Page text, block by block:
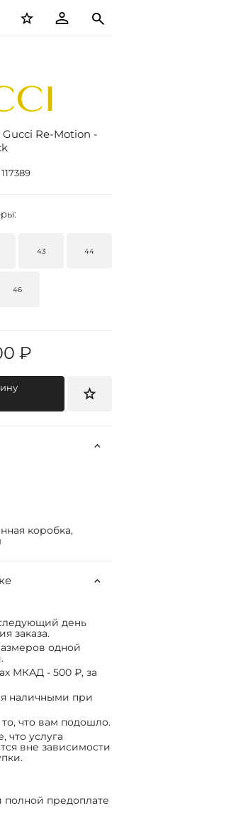
Re-Motion -
117389
43 44
46
₽
коробка,
день
заказа.
одной
МКАД - 500 ₽, за
наличными при
что вам подошло.
услуга
вне зависимости
полной предоплате